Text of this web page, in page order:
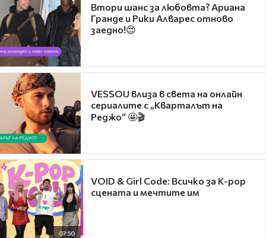
Втори шанс за любовта? Ариана
Гранде и Рики Алварес отново
заедно!😍
VESSOU влиза в света на онлайн
сериалите с „Кварталът на
Реджо“ 🤩🎬
07:50
VOID & Girl Code: Всичко за K-pop
сцената и мечтите им